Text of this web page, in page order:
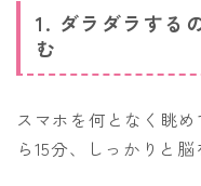
1. ダラダラする
む
スマホを何となく眺
ら15分、しっかりと